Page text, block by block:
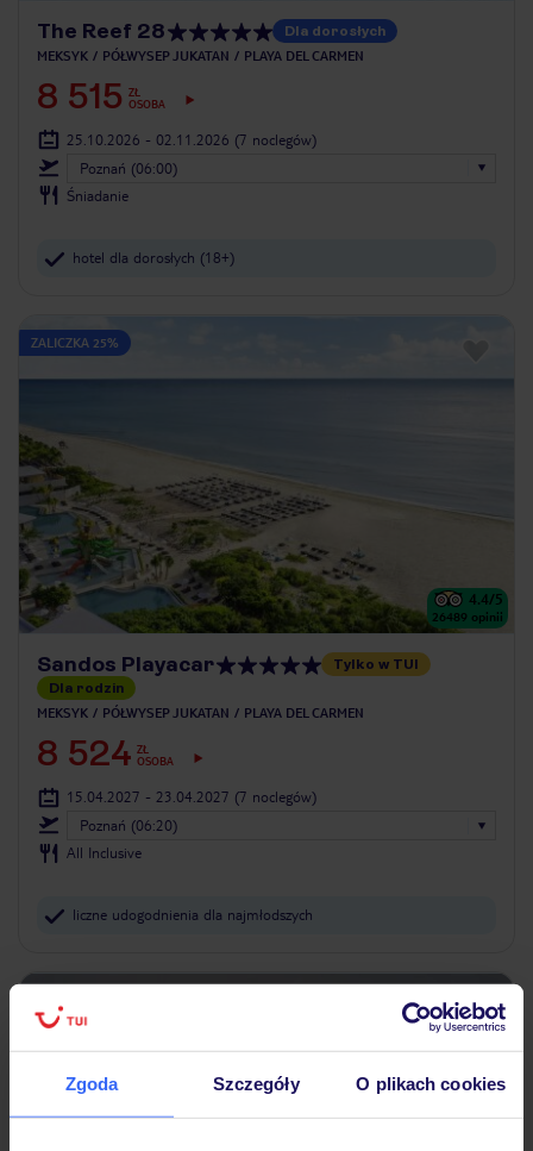
Zgoda Szczegóły O plikach cookies
The Reef 28 Dla dorosłych
MEKSYK PÓŁWYSEP JUKATAN PLAYA DEL CARMEN
8 515 ZŁ
OSOBA
25.10.2026 - 02.11.2026 (7 noclegów)
Poznań (06:00)
Śniadanie
hotel dla dorosłych (18+)
ZALICZKA 25%
4.4/5
26489 opinii
Sandos Playacar
Tylko w TUI
Dla rodzin
MEKSYK PÓŁWYSEP JUKATAN PLAYA DEL CARMEN
8 524 ZŁ
OSOBA
15.04.2027 - 23.04.2027 (7 noclegów)
Poznań (06:20)
All Inclusive
liczne udogodnienia dla najmłodszych